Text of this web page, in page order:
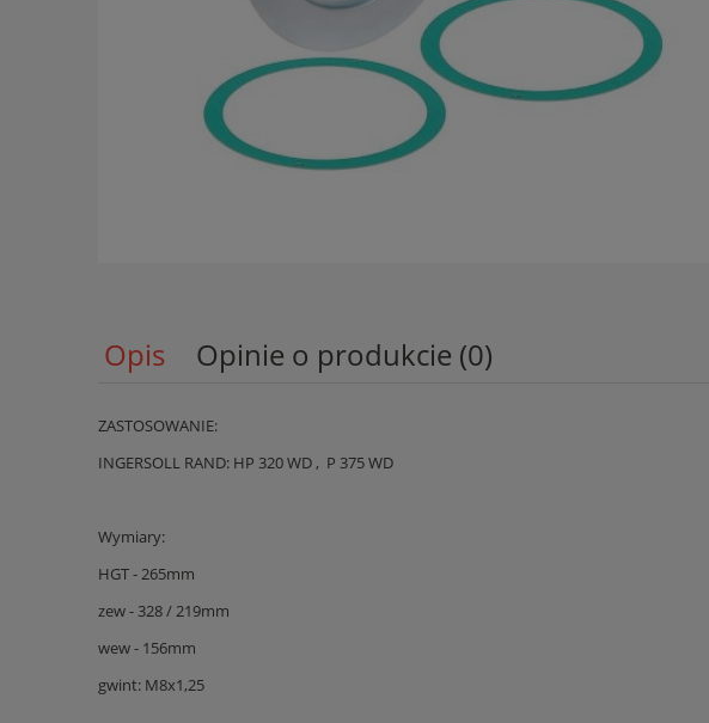
Opis Opinie o produkcie (0)
ZASTOSOWANIE:
INGERSOLL RAND: HP 320 WD , P 375 WD
Wymiary:
HGT - 265mm
zew - 328 / 219mm
wew - 156mm
gwint: M8x1,25